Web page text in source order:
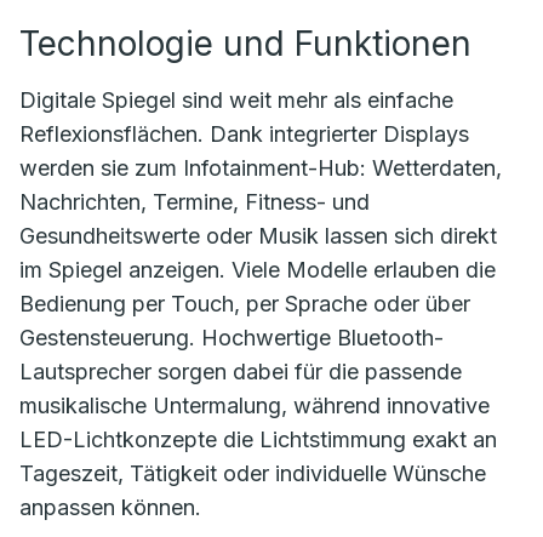
Technologie und Funktionen
Digitale Spiegel sind weit mehr als einfache
Reflexionsflächen. Dank integrierter Displays
werden sie zum Infotainment-Hub: Wetterdaten,
Nachrichten, Termine, Fitness- und
Gesundheitswerte oder Musik lassen sich direkt
im Spiegel anzeigen. Viele Modelle erlauben die
Bedienung per Touch, per Sprache oder über
Gestensteuerung. Hochwertige Bluetooth-
Lautsprecher sorgen dabei für die passende
musikalische Untermalung, während innovative
LED-Lichtkonzepte die Lichtstimmung exakt an
Tageszeit, Tätigkeit oder individuelle Wünsche
anpassen können.